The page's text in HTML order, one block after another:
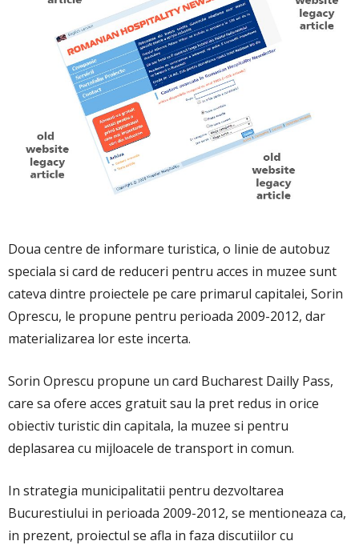
Doua centre de informare turistica, o linie de autobuz
speciala si card de reduceri pentru acces in muzee sunt
cateva dintre proiectele pe care primarul capitalei, Sorin
Oprescu, le propune pentru perioada 2009-2012, dar
materializarea lor este incerta.
Sorin Oprescu propune un card Bucharest Dailly Pass,
care sa ofere acces gratuit sau la pret redus in orice
obiectiv turistic din capitala, la muzee si pentru
deplasarea cu mijloacele de transport in comun.
In strategia municipalitatii pentru dezvoltarea
Bucurestiului in perioada 2009-2012, se mentioneaza ca,
in prezent, proiectul se afla in faza discutiilor cu